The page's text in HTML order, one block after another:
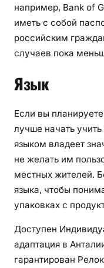
например, Bank of
иметь с собой
российским
случаев пока
Язык
Если вы
лучше начать
языком владеет
не желать им
местных жителей.
языка, чтобы
упаковках с
Доступен
адаптация в
гарантирован